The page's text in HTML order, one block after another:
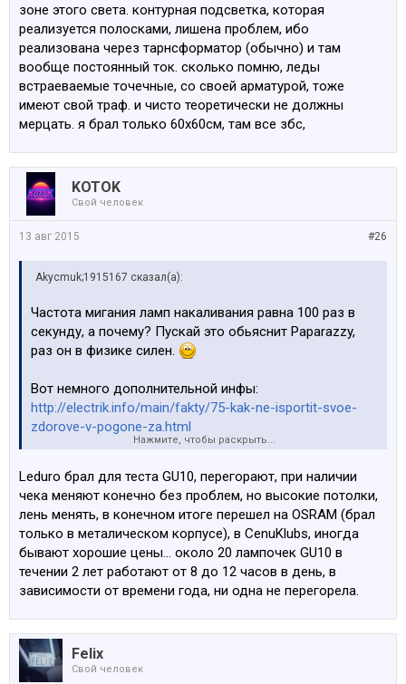
Спасибо Felix за адекватные ответы. Короче хотел
себе Leduro 3w GU10 брать, но хоть я в этой фирме и
уверен, но проверку простой камерой они не прошли :/
А вот грибовидные Leduro E27 8W у них хороши.
зоне этого света. контурная подсветка, которая
реализуется полосками, лишена проблем, ибо
реализована через тарнсформатор (обычно) и там
вообще постоянный ток. сколько помню, леды
встраеваемые точечные, со своей арматурой, тоже
имеют свой траф. и чисто теоретически не должны
мерцать. я брал только 60х60см, там все збс,
KOTOK
Свой человек
#26
13 авг 2015
Akycmuk;1915167 сказал(а):
Частота мигания ламп накаливания равна 100 раз в
секунду, а почему? Пускай это обьяснит Paparazzy,
раз он в физике силен.
Вот немного дополнительной инфы:
http://electrik.info/main/fakty/75-kak-ne-isportit-svoe-
zdorove-v-pogone-za.html
на ибее купленых и ламп которые себе поставил в
гостиную.
Это для тех кому пофиг на пульсации.
Просто чтобы люди были более образованые и не
писали всякую ересь.
Спасибо Felix за адекватные ответы. Короче хотел
себеLeduro3w GU10 брать, но хоть я в этой фирме и
уверен, но проверку простой камерой они не прошли :/
А вот грибовидные Leduro E27 8W у них хороши.
Нажмите, чтобы раскрыть...
Leduro брал для теста GU10, перегорают, при наличии
чека меняют конечно без проблем, но высокие потолки,
лень менять, в конечном итоге перешел на OSRAM (брал
только в металическом корпусе), в CenuKlubs, иногда
бывают хорошие цены... около 20 лампочек GU10 в
течении 2 лет работают от 8 до 12 часов в день, в
зависимости от времени года, ни одна не перегорела.
Felix
Свой человек